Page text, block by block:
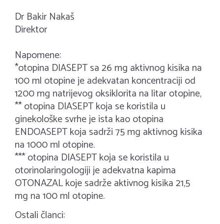
Dr Bakir Nakaš
Direktor
Napomene:
*otopina DIASEPT sa 26 mg aktivnog kisika na
100 ml otopine je adekvatan koncentraciji od
1200 mg natrijevog oksiklorita na litar otopine,
** otopina DIASEPT koja se koristila u
ginekološke svrhe je ista kao otopina
ENDOASEPT koja sadrži 75 mg aktivnog kisika
na 1000 ml otopine.
*** otopina DIASEPT koja se koristila u
otorinolaringologiji je adekvatna kapima
OTONAZAL koje sadrže aktivnog kisika 21,5
mg na 100 ml otopine.
Ostali članci: